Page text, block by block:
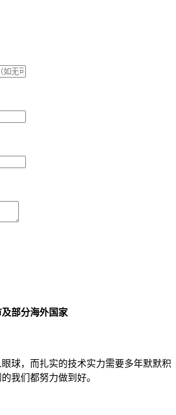
是？
部分海外国家
球，而扎实的技术实力需要多年默默积
我们都努力做到好。